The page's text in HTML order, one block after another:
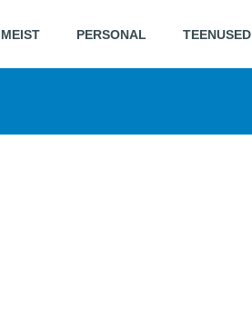
MEIST PERSONAL TEENUSED